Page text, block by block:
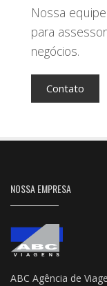
Nossa
para
negócios.
Contato
NOSSA EMPRESA
ABC Agência de